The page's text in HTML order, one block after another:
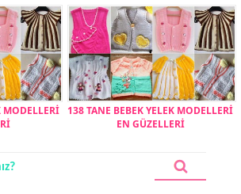
MODELLERİ
138 TANE BEBEK YELEK MODELLERİ
EN GÜZELLERİ